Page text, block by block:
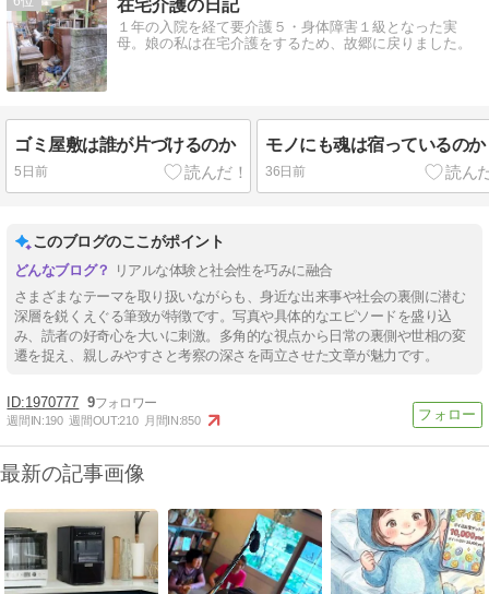
在宅介護の日記
１年の入院を経て要介護５・身体障害１級となった実
母。娘の私は在宅介護をするため、故郷に戻りました。
ゴミ屋敷は誰が片づけるのか
5日前
モノにも魂は宿っているのか
36日前
このブログのここがポイント
リアルな体験と社会性を巧みに融合
さまざまなテーマを取り扱いながらも、身近な出来事や社会の裏側に潜む
深層を鋭くえぐる筆致が特徴です。写真や具体的なエピソードを盛り込
み、読者の好奇心を大いに刺激。多角的な視点から日常の裏側や世相の変
遷を捉え、親しみやすさと考察の深さを両立させた文章が魅力です。
1970777 9
週間IN:190 週間OUT:210 月間IN:850
最新の記事画像